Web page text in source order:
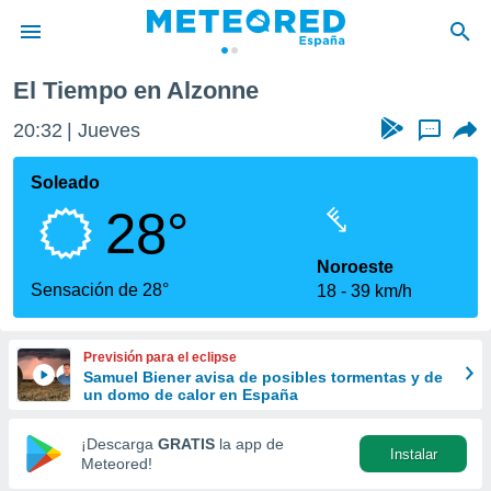
de
por
que se
calidad.
a este
las
y
forma
digital
basada
El Tiempo en Alzonne
20:32 Jueves ...
Soleado
28°
Sensación de 28°
Noroeste
18
39 km/h
Previsión para el eclipse
Samuel Biener avisa de posibles tormentas y de
un domo de calor en España
¡Descarga GRATIS la app de
Meteored!
Instalar